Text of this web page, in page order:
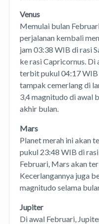
Venus
Memulai bulan
perjalanan kembali
jam 03:38 WIB di rasi
ke rasi Capricornus. Di
terbit pukul 04:17 WIB
tampak cemerlang di
3,4 magnitudo di awal
akhir bulan.
Mars
Planet merah ini akan
pukul 23:48 WIB di
Februari, Mars akan
Kecerlangannya juga
magnitudo selama
Jupiter
Di awal Februari,